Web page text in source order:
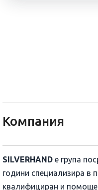
Компания
SILVERHAND е група
години специализира в
квалифициран и